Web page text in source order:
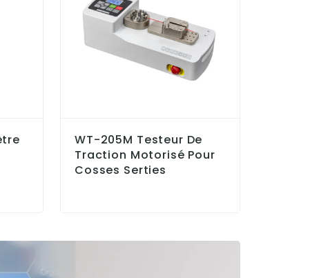
WT-205M Testeur De
Traction Motorisé Pour
Cosses Serties